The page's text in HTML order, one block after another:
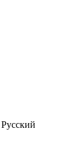
Русский